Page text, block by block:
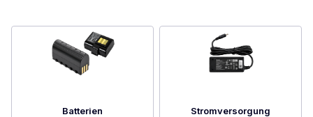
Batterien Stromversorgung